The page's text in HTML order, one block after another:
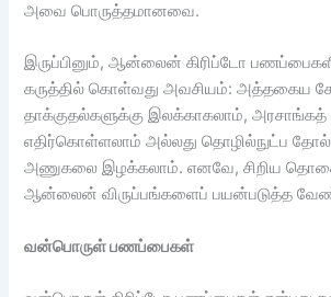
அவை பொருத்தமானவை.
இருப்பினும், ஆன்லைன் கிரிப்டோ
கருத்தில் கொள்வது அவசியம்: அத்தகைய
தாக்குதல்களுக்கு இலக்காகலாம்,
எதிர்கொள்ளலாம் அல்லது தொழில்நுட்ப
அணுகலை இழக்கலாம். எனவே, சிறிய
ஆன்லைன் விருப்பங்களைப் பயன்படுத்த
வன்பொருள் பணப்பைகள்